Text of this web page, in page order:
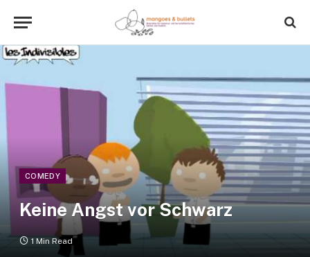
COMEDY
Keine Angst vor Schwarz
1 Min Read